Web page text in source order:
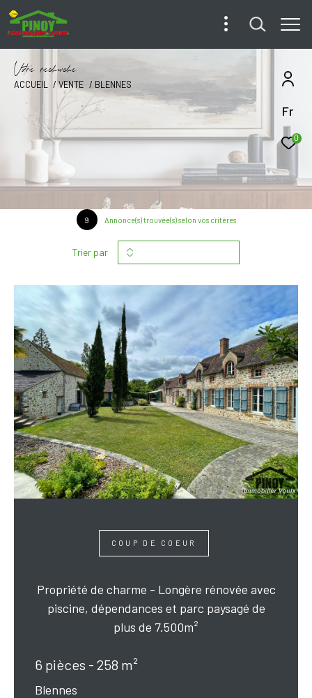
Fr
0
Vore recece
ACCUEIL VENTE BLENNES
9 Annonce(s) trouvée(s) selon vos critères
Trier par
COUP DE COEUR
Propriété de charme - Longère rénovée avec
piscine, dépendances et parc paysagé de
plus de 7.500m²
6 pièces - 258 m²
Blennes